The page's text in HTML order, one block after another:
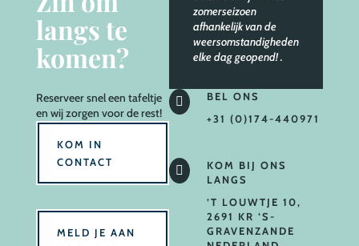
langs te
komen?
Reserveersnel een tafeltje
en wij zorgen voor de rest!
KOM IN
CONTACT
MELD JE AAN
zomerseizoen
afhankelijk van de
weersomstandigheden
elke dag geopend!.

BEL ONS
+31 (0)174-440971

KOM BIJ ONS
LANGS
’T LOUWTJE 10,
2691 KR ‘S-
GRAVENZANDE